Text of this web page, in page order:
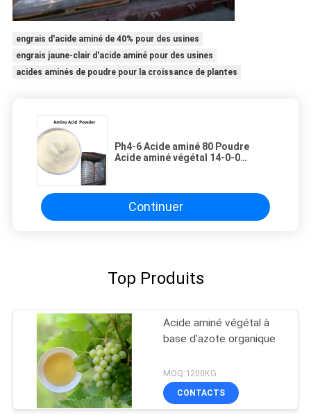
engrais d'acide aminé de 40% pour des usines
engrais jaune-clair d'acide aminé pour des usines
acides aminés de poudre pour la croissance de plantes
Ph4-6 Acide aminé 80 Poudre
Acide aminé végétal 14-0-0
Continuer
Top Produits
Acide aminé végétal à
base d'azote organique
MOQ:1200KG
CONTACTS